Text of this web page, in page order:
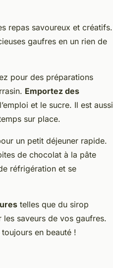
repas savoureux et créatifs.
gaufres en un rien de
pour des préparations
Emportez des
et le sucre. Il est aussi
sur place.
un petit déjeuner rapide.
de chocolat à la pâte
réfrigération et se
telles que du sirop
saveurs de vos gaufres.
en beauté !